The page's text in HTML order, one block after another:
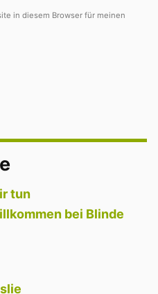
in diesem Browser für meinen
tun
bei Blinde